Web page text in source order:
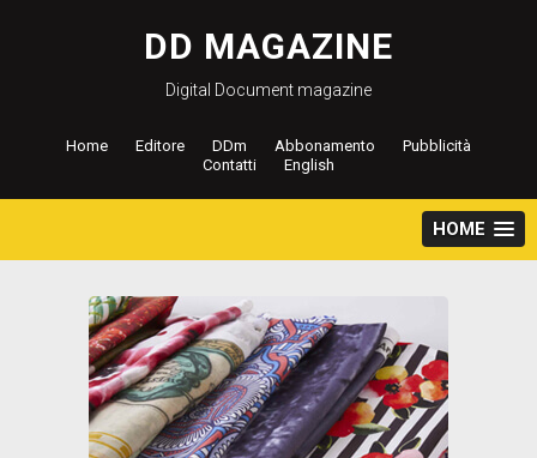
contenuto
DD MAGAZINE
Digital Document magazine
Home Editore DDm Abbonamento
Pubblicità
Contatti
English
HOME